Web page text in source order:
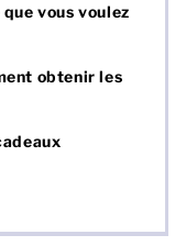
vous voulez
obtenir les